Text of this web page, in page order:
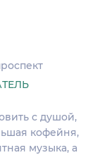
с душой,
кофейня,
музыка, а